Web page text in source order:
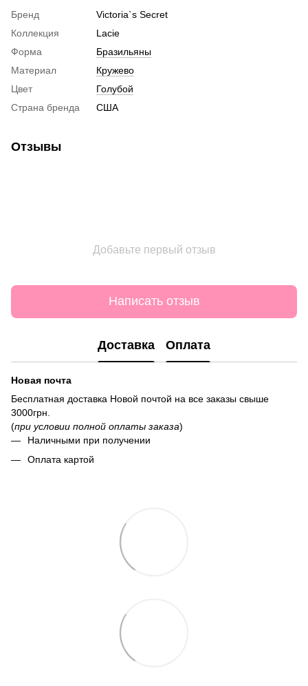
Бренд
Victoria`s Secret
Коллекция
Lacie
Форма
Бразильяны
Материал
Кружево
Цвет
Голубой
Страна бренда
США
Отзывы
Добавьте первый отзыв
Написать отзыв
Доставка Оплата
Новая почта
Бесплатная доставка Новой почтой на все заказы свыше
3000грн.
(при условии полной оплаты заказа)
Наличными при получении
Оплата картой